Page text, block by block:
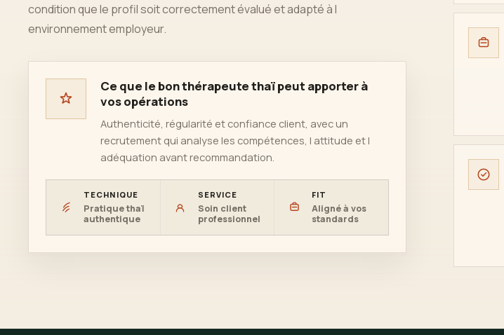
condition que le profil soit correctement évalué et adapté à l
environnement employeur.
Ce que le bon thérapeute thaï peut apporter à
vos opérations
Authenticité, régularité et confiance client, avec un
recrutement qui analyse les compétences, l attitude et l
adéquation avant recommandation.
TECHNIQUE
Pratique thaï
authentique
SERVICE
Soin client
professionnel
FIT
Aligné à vos
standards